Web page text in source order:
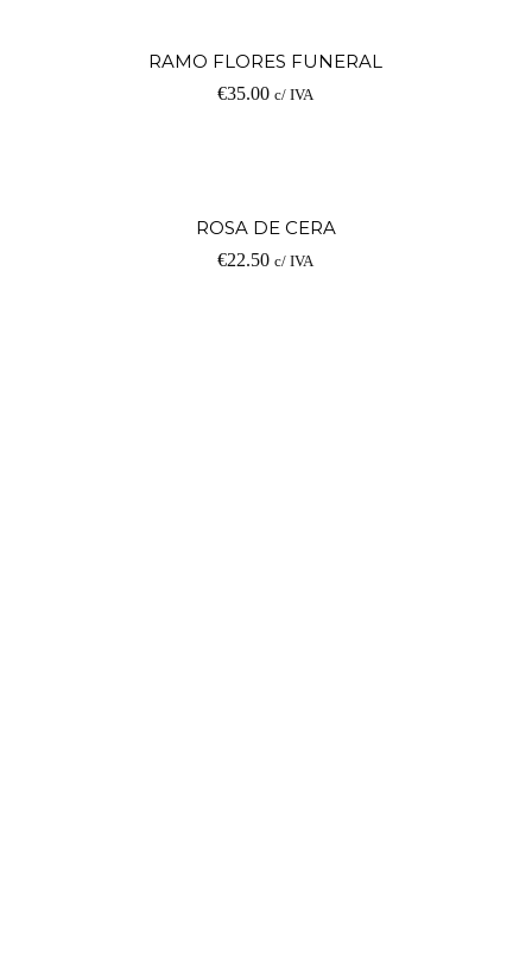
RAMO FLORES FUNERAL
€35.00 c/ IVA
ROSA DE CERA
€22.50 c/ IVA